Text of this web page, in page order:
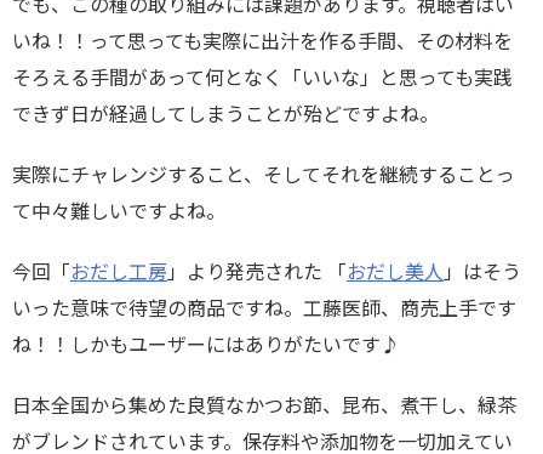
でも、この種の取り組みには課題があります。視聴者はい
いね！！って思っても実際に出汁を作る手間、その材料を
そろえる手間があって何となく「いいな」と思っても実践
できず日が経過してしまうことが殆どですよね。
実際にチャレンジすること、そしてそれを継続することっ
て中々難しいですよね。
今回「 おだし工房 」より発売された 「 おだし美人 」はそう
いった意味で待望の商品ですね。工藤医師、商売上手です
ね！！しかもユーザー にはありがたいです♪
日本全国から集めた良質なかつお節、昆布、煮干し、緑茶
がブレンドされています。保存料や添加物を一切加えてい